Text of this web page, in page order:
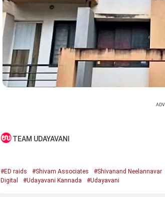
TEAM UDAYAVANI
#ED raids #Shivam Associates #Shivanand Neelannavar
Digital
#Udayavani Kannada #Udayavani